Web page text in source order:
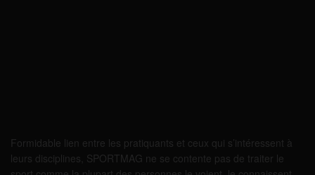
Formidable lien entre les pratiquants et ceux qui s’intéressent à
leurs disciplines, SPORTMAG ne se contente pas de traiter le